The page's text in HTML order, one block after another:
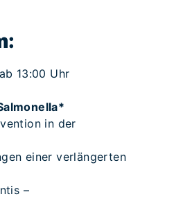
13:00 Uhr
in der
einer verlängerten
–